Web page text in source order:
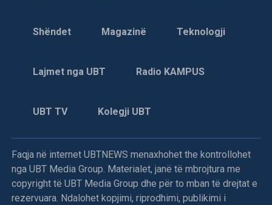
Shëndet Magazinë Teknologji
Lajmet nga UBT Radio KAMPUS
UBT TV Kolegji UBT
Faqja në internet UBTNEWS menaxhohet the kontrollohet
nga UBT Media Group. Materialet, janë të mbrojtura me
copyright të UBT Media Group dhe për to mban të drejtat e
rezervuara. Ndalohet kopjimi, riprodhimi, publikimi i